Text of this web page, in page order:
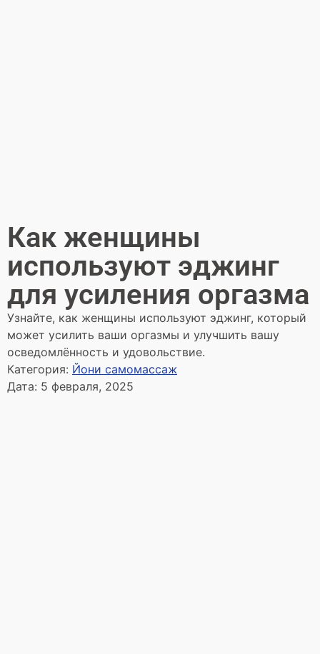
Как женщины
используют эджинг
для усиления оргазма
Узнайте, как женщины используют эджинг, который
может усилить ваши оргазмы и улучшить вашу
осведомлённость и удовольствие.
Категория: Йони самомассаж
Дата: 5 февраля, 2025